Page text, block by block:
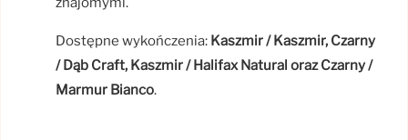
Dostępne wykończenia: Kaszmir / Kaszmir, Czarny
/ Dąb Craft, Kaszmir / Halifax Natural oraz Czarny /
Marmur Bianco.